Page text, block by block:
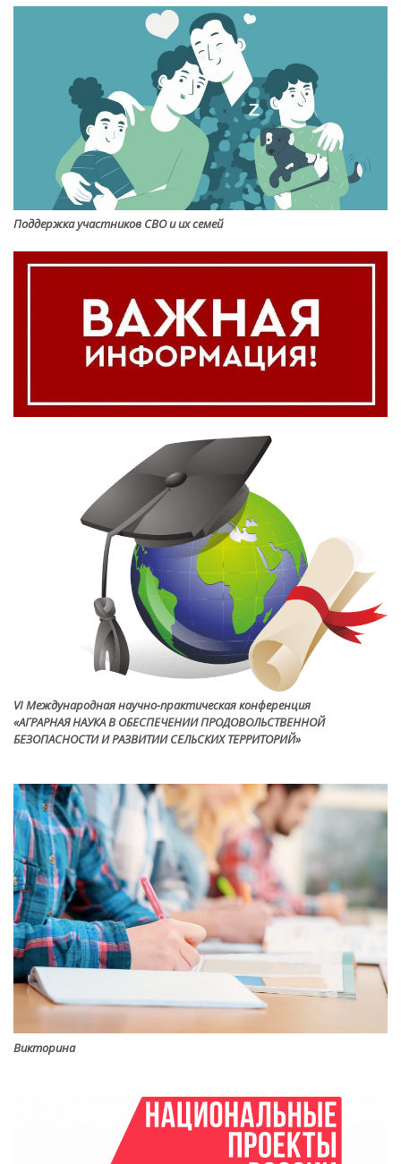
Поддержка участников СВО и их семей
VI Международная научно-практическая конференция
«АГРАРНАЯ НАУКА В ОБЕСПЕЧЕНИИ ПРОДОВОЛЬСТВЕННОЙ
БЕЗОПАСНОСТИ И РАЗВИТИИ СЕЛЬСКИХ ТЕРРИТОРИЙ»
Викторина